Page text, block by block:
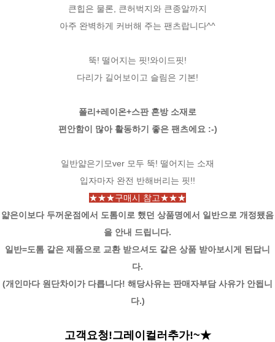
큰힙은 물론, 큰허벅지와 큰종알까지
아주 완벽하게 커버해 주는 팬츠랍니다^^
뚝! 떨어지는 핏!와이드핏!
다리가 길어보이고 슬림은 기본!
폴리+레이온+스판 혼방 소재로
편안함이 많아 활동하기 좋은 팬츠에요 :-)
일반얇은기모ver 모두 뚝! 떨어지는 소재
입자마자 완전 반해버리는 핏!!
★★★구매시 참고★★★
얇은이보다 두꺼운점에서 도톰이로 했던 상품명에서 일반으로 개정됐음
을 안내 드립니다.
일반=도톰 같은 제품으로 교환 받으셔도 같은 상품 받아보시게 된답니
다.
(개인마다 원단차이가 다릅니다! 해당사유는 판매자부담 사유가 안됩니
다.)
고객요청!그레이컬러추가!~★